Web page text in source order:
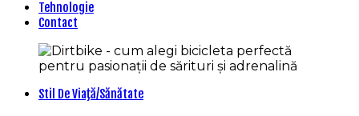
Tehnologie
Contact
Categories
Stil De Viaţă/Sănătate